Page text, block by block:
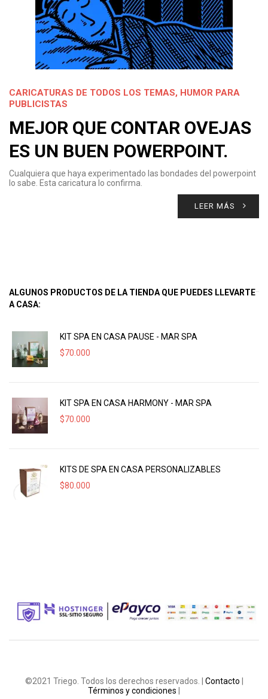
CARICATURAS DE TODOS LOS TEMAS, HUMOR PARA
PUBLICISTAS
MEJOR QUE CONTAR OVEJAS
ES UN BUEN POWERPOINT.
Cualquiera que haya experimentado las bondades del powerpoint
lo sabe. Esta caricatura lo confirma.
LEER MÁS
ALGUNOS PRODUCTOS DE LA TIENDA QUE PUEDES LLEVARTE
A CASA:
KIT SPA EN CASA PAUSE - MAR SPA
$70.000
KIT SPA EN CASA HARMONY - MAR SPA
$70.000
KITS DE SPA EN CASA PERSONALIZABLES
$80.000
©2021 Triego. Todos los derechos reservados. | Contacto
Términos y condiciones